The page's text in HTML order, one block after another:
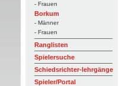
- Frauen
Borkum
- Männer
- Frauen
Ranglisten
Spielersuche
Schiedsrichter-lehrgänge
Spieler/Portal